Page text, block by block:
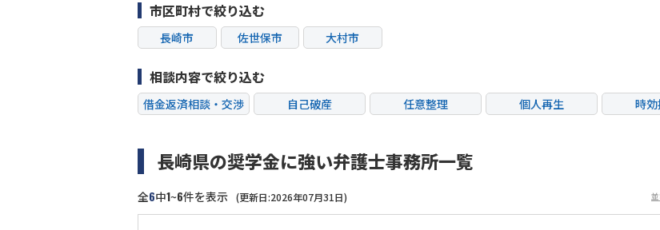
市区町村で絞り込む
長崎市 佐世保市 大村市
相談内容で絞り込む
借金返済相談・交渉 自己破産 任意整理 個人再生
時
闇金
奨学金
長崎県の奨学金に強い弁護士事務所一覧
全6中1~6件を表示 (更新日:2026年07月31日)